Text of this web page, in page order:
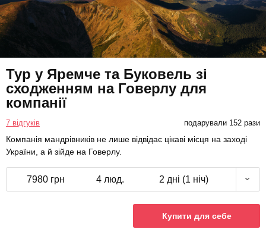
Тур у Яремче та Буковель зі
сходженням на Говерлу для
компанії
7 відгуків подарували 152 рази
Компанія мандрівників не лише відвідає цікаві місця на заході
України, а й зійде на Говерлу.
7980 грн 4 люд. 2 дні (1 ніч)
Купити для себе